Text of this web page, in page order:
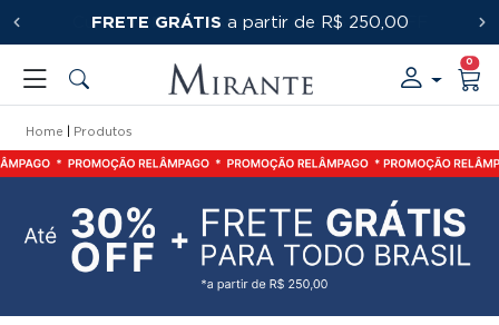
PRIMEIRACOMPRA
FRETE GRÁTIS a partir de R$ 250,00
0
Home Produtos